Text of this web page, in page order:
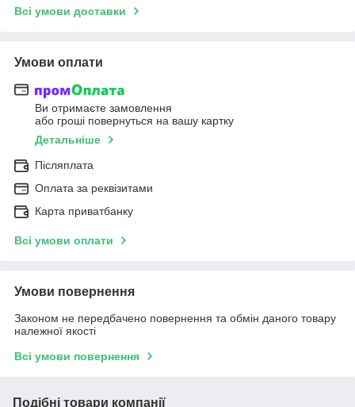
Всі умови доставки
Умови оплати
Ви отримаєте замовлення
або гроші повернуться на вашу картку
Детальніше
Післяплата
Оплата за реквізитами
Карта приватбанку
Всі умови оплати
Умови повернення
Законом не передбачено повернення та обмін даного товару
належної якості
Всі умови повернення
Подібні товари компанії